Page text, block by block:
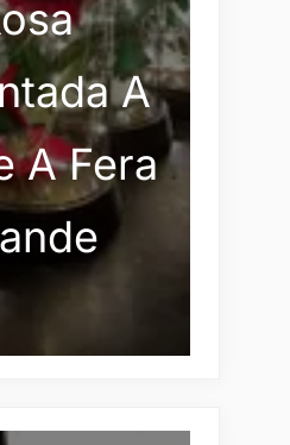
A
A Fera